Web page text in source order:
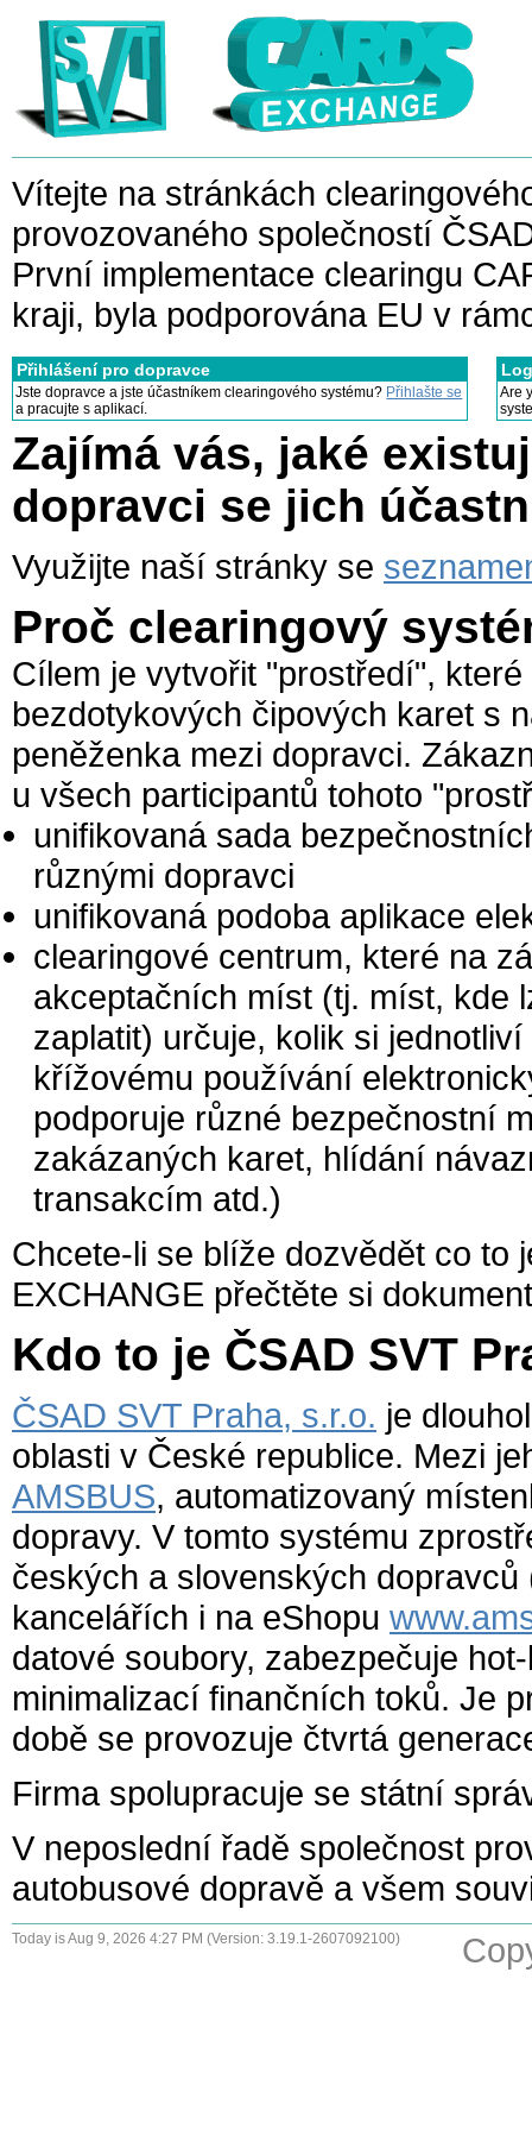
Vítejte na stránkách
provozovaného společností
První implementace clearingu
kraji, byla podporována EU v
Přihlášení pro dopravce
Jste dopravce a jste účastníkem clearingového systému? Přihlašte se
a pracujte s aplikací.
Are
Zajímá vás, jaké
dopravci se jich
Využijte naší stránky se
Proč clearingový
Cílem je vytvořit "prostředí",
bezdotykových čipových karet s
peněženka mezi dopravci.
u všech participantů tohoto
unifikovaná sada
různými dopravci
unifikovaná podoba aplikace
clearingové centrum, které na
akceptačních míst (tj. míst, kde
zaplatit) určuje, kolik si
křížovému používání
podporuje různé bezpečnostní
zakázaných karet, hlídání
transakcím atd.)
Chcete-li se blíže dozvědět co to
EXCHANGE přečtěte si
Kdo to je ČSAD SVT
ČSAD SVT Praha, s.r.o. je
oblasti v České republice. Mezi
AMSBUS, automatizovaný
dopravy. V tomto systému
českých a slovenských
kancelářích i na eShopu
datové soubory, zabezpečuje
minimalizací finančních toků. Je
době se provozuje čtvrtá
Firma spolupracuje se státní
V neposlední řadě společnost
autobusové dopravě a všem
Today is Aug 9, 2026 4:27 PM (Version: 3.19.1-2607092100)